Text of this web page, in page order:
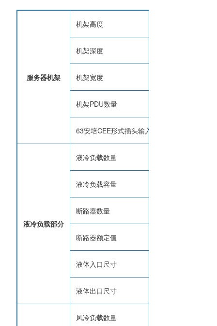
服务器机架
机架高度
机架深度
机架宽度
机架PDU数量
63安培CEE形式插头输入线缆带3米电缆和万
液冷负载部分
液冷负载数量
液冷负载容量
断路器数量
断路器额定值
液体入口尺寸
液体出口尺寸
风冷负载数量